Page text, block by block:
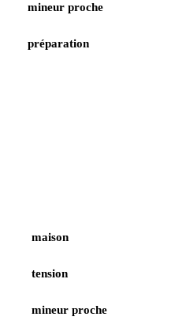
mineur proche
préparation
maison
tension
mineur proche